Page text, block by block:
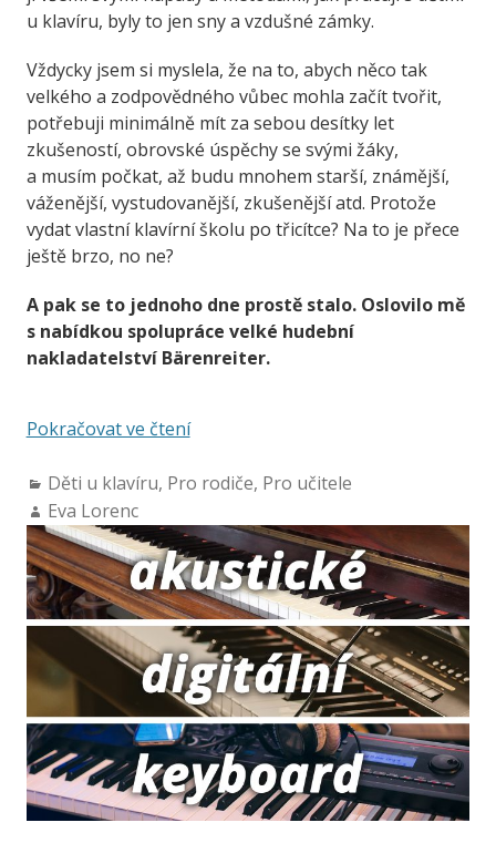
u klavíru, byly to jen sny a vzdušné zámky.
Vždycky jsem si myslela, že na to, abych něco tak
velkého a zodpovědného vůbec mohla začít tvořit,
potřebuji minimálně mít za sebou desítky let
zkušeností, obrovské úspěchy se svými žáky,
a musím počkat, až budu mnohem starší, známější,
váženější, vystudovanější, zkušenější atd. Protože
vydat vlastní klavírní školu po třicítce? Na to je přece
ještě brzo, no ne?
A pak se to jednoho dne prostě stalo. Oslovilo mě
s nabídkou spolupráce velké hudební
nakladatelství Bärenreiter.
Pokračovat ve čtení
Děti u klavíru, Pro rodiče, Pro učitele
Eva Lorenc